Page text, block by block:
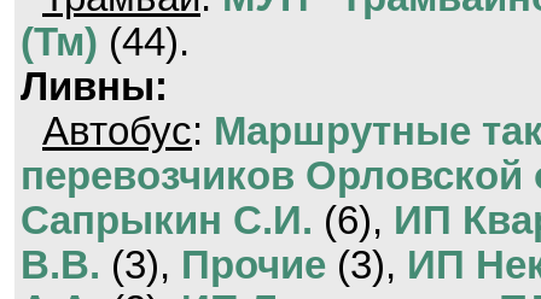
(Тм) (44).
Ливны:
Автобус: Маршрутные
перевозчиков
Сапрыкин С.И. (6), ИП
В.В. (3), Прочие (3), ИП